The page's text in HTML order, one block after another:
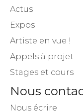
Actus
Expos
Artiste en vue !
Appels à projet
Stages et cours
Nous
Nous écrire